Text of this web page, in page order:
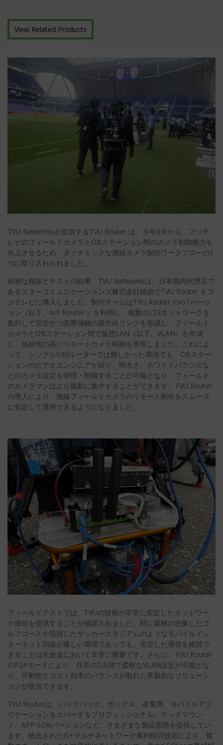
View Related Products
TVU Networksが提供するTVU Router は、今年6月から、フジテ
レビのフィールドカメラとOBステーション間のカメラ制御能力を
向上させるため、ダイナミックな無線カメラ制作ワークフローの1
つに取り入れられました。
綿密な相談とテストの結果、TVU Networksは、日本国内代理店で
あるスターコミュニケーションズ株式会社経由でTVU Router をフ
ジテレビに導入しました。制作チームはTVU Router のIoTバージ
ョン（以下、IoT Router ）を利用し、複数のLTEネットワークを
集約して安定かつ高帯域幅の双方向リンクを形成し、フィールド
カメラとOBステーション間で仮想LAN（以下、VLAN）を作成
し、信頼性の高いリモートカメラ制御を実現しました。これによ
って、シングルSIMルーターでは難しかった環境でも、OBステー
ションのビデオエンジニアが絞り、明るさ、ホワイトバランスな
どのカメラ設定を管理・制御することが可能となり、フィールド
のカメラマンはより撮影に集中することができます。TVU Router
の導入により、無線フィールドカメラのリモート制作をスムーズ
に安定して運用できるようになりました。
フィールドテストでは、TVUの技術が非常に安定したネットワー
ク接続を提供することが確認されました。特に森林の密集したゴ
ルフコースや混雑したサッカースタジアムのようなモバイルイン
ターネット回線が厳しい環境であっても、安定した通信を維持で
きることは生放送において非常に重要です。さらに、TVU Router
のP2Pモードにより、任意の2点間で柔軟なVLAN設定が可能とな
り、可動性とコスト効率のバランスが取れた革新的なソリューシ
ョンが提供できます。
TVU Routerは、バックパック、ボックス、産業用、モバイルアプ
リケーションをカバーするプロフェッショナル、ラックマウン
ト、APP SDKバージョンなど、さまざまな製品形態を提供してい
ます。統合されたIS+マルチネットワーク集約特許技術により、複